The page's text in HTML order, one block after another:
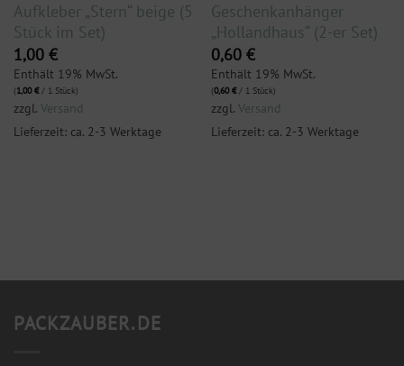
Aufkleber „Stern“ beige (5
Stück im Set)
1,00 €
Enthält 19% MwSt.
(1,00€/ 1 Stück)
zzgl. Versand
Lieferzeit: ca. 2-3 Werktage
Geschenkanhänger
„Hollandhaus“ (2-er Set)
0,60 €
Enthält 19% MwSt.
(0,60€/ 1 Stück)
zzgl. Versand
Lieferzeit: ca. 2-3 Werktage
PACKZAUBER.DE